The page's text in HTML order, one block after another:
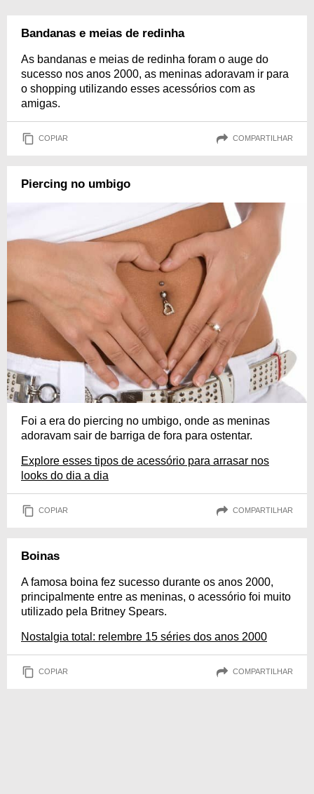
Bandanas e meias de redinha
As bandanas e meias de redinha foram o auge do
sucesso nos anos 2000, as meninas adoravam ir para
o shopping utilizando esses acessórios com as
amigas.
COPIAR COMPARTILHAR
Piercing no umbigo
Foi a era do piercing no umbigo, onde as meninas
adoravam sair de barriga de fora para ostentar.
Explore esses tipos de acessório para arrasar nos
looks do dia a dia
COPIAR COMPARTILHAR
Boinas
A famosa boina fez sucesso durante os anos 2000,
principalmente entre as meninas, o acessório foi muito
utilizado pela Britney Spears.
Nostalgia total: relembre 15 séries dos anos 2000
COPIAR COMPARTILHAR